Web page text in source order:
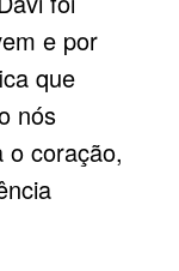
e por
que
nós
o coração,